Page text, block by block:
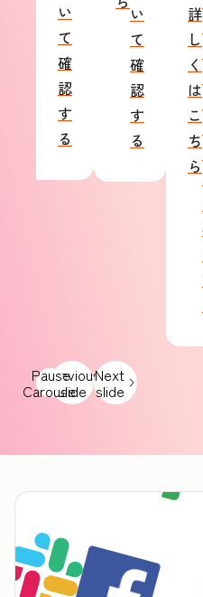
Previous
slide
Next
slide
い
て
確
認
す
る
い
て
確
認
す
る
詳
し
く
は
こ
ち
ら
Pause
Carousel